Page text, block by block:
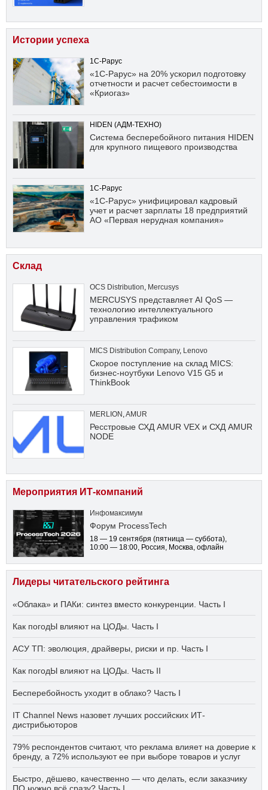
Истории успеха
1С-Рарус
«1С-Рарус» на 20% ускорил подготовку
отчетности и расчет себестоимости в
«Криогаз»
HIDEN (АДМ-ТЕХНО)
Система бесперебойного питания HIDEN
для крупного пищевого производства
1С-Рарус
«1С-Рарус» унифицировал кадровый
учет и расчет зарплаты 18 предприятий
АО «Первая нерудная компания»
Склад
OCS Distribution, Mercusys
MERCUSYS представляет AI QoS —
технологию интеллектуального
управления трафиком
MICS Distribution Company, Lenovo
Скорое поступление на склад MICS:
бизнес-ноутбуки Lenovo V15 G5 и
ThinkBook
MERLION ,AMUR
Ресстровые СХД AMUR VEX и СХД AMUR
NODE
Мероприятия ИТ-компаний
Инфомаксимум
Форум ProcessTech
18 — 19 сентября (пятница — суббота),
10:00 — 18:00, Россия, Москва, офлайн
Лидеры читательского рейтинга
«Облака» и ПАКи: синтез вместо конкуренции. Часть I
Как погодЫ влияют на ЦОДы. Часть I
АСУ ТП: эволюция, драйверы, риски и пр. Часть I
Как погодЫ влияют на ЦОДы. Часть II
Бесперебойность уходит в облако? Часть I
IT Channel News назовет лучших российских ИТ-
дистрибьюторов
79% респондентов считают, что реклама влияет на доверие к
бренду, а 72% используют ее при выборе товаров и услуг
Быстро, дёшево, качественно — что делать, если заказчику